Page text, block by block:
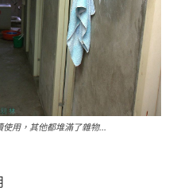
使用，其他都堆滿了雜物…